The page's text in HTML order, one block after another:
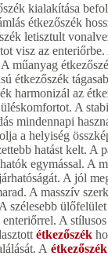
kialakítása
étkezőszék
letisztult
visz az
műanyag
étkezőszék
harmonizál az
A
mindennapi
a helyiség
hatást kelt. A
egymással. A
A jól
A masszív
szélesebb
A
étkezőszék
A